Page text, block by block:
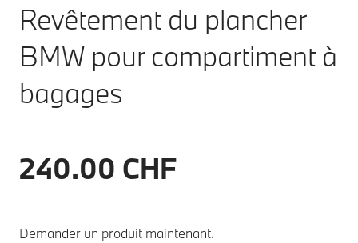
Revêtement du plancher
BMW pour compartiment à
bagages
240.00 CHF
Demander un produit maintenant.